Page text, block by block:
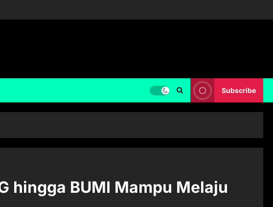
Subscribe
hingga BUMI Mampu Melaju